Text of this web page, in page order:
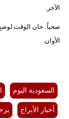
الآخر.
صحياً: حان الوقت
الأوان.
السعودية اليوم
أخبار الأبراج